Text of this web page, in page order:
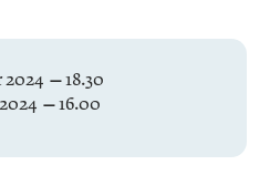
2024 —18.30
—16.00